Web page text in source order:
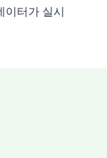
터가 실시